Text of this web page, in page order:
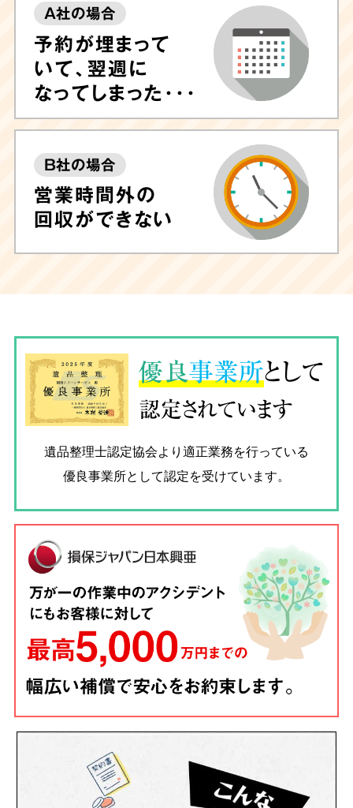
A社の場合
予約が埋まって
いて、翌週に
なってしまった･･･
B社の場合
営業時間外の
回収ができない
優良事業所として
認定されています
遺品整理士認定協会より適正業務を行っている
優良事業所として認定を受けています。